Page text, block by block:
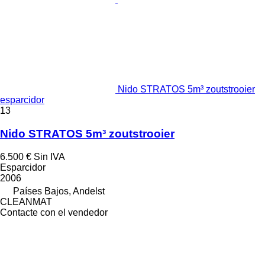
Nido STRATOS 5m³ zoutstrooier
esparcidor
13
Nido STRATOS 5m³ zoutstrooier
6.500 € Sin IVA
Esparcidor
2006
Países Bajos, Andelst
CLEANMAT
Contacte con el vendedor